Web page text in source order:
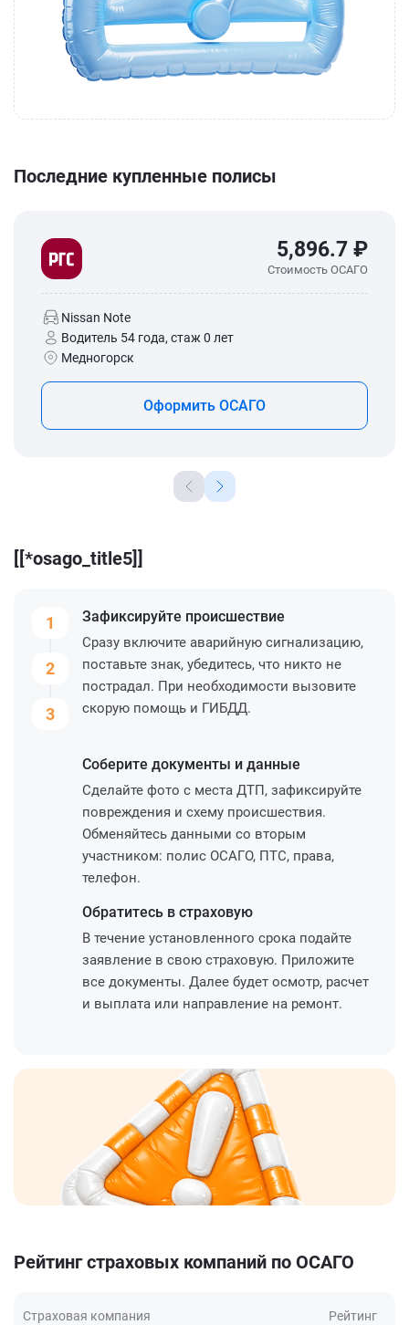
Последние купленные полисы
5,896.7 ₽
Стоимость ОСАГО
Nissan Note
Водитель 54 года, стаж 0 лет
Медногорск
Оформить ОСАГО
[[*osago_title5]]
1
2
3
Зафиксируйте происшествие
Сразу включите аварийную сигнализацию,
поставьте знак, убедитесь, что никто не
пострадал. При необходимости вызовите
скорую помощь и ГИБДД.
Соберите документы и данные
Сделайте фото с места ДТП, зафиксируйте
повреждения и схему происшествия.
Обменяйтесь данными со вторым
участником: полис ОСАГО, ПТС, права,
телефон.
Обратитесь в страховую
В течение установленного срока подайте
заявление в свою страховую. Приложите
все документы. Далее будет осмотр, расчет
и выплата или направление на ремонт.
Рейтинг страховых компаний по ОСАГО
Страховая компания Рейтинг